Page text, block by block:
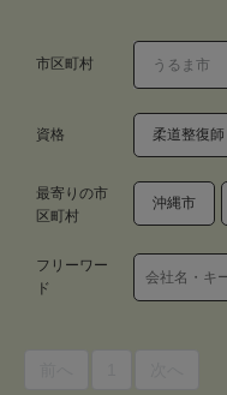
市区町村
資格 柔道整復師
最寄りの市
区町村
沖縄市
フリーワー
ド